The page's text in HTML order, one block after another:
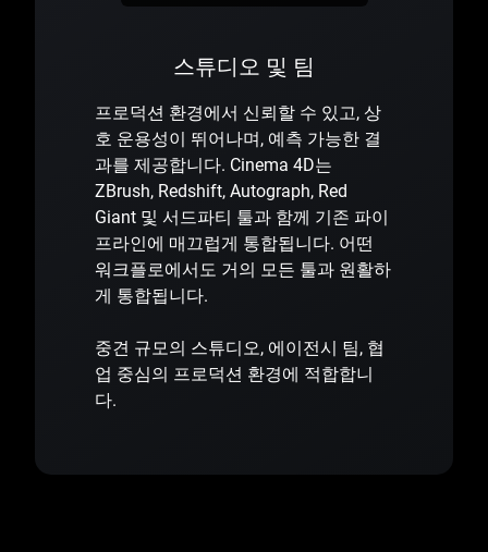
스튜디오 및 팀
프로덕션 환경에서 신뢰할 수 있고, 상
호 운용성이 뛰어나며, 예측 가능한 결
과를 제공합니다. Cinema 4D는
ZBrush, Redshift, Autograph, Red
Giant 및 서드파티 툴과 함께 기존 파이
프라인에 매끄럽게 통합됩니다. 어떤
워크플로에서도 거의 모든 툴과 원활하
게 통합됩니다.
중견 규모의 스튜디오, 에이전시 팀, 협
업 중심의 프로덕션 환경에 적합합니
다.